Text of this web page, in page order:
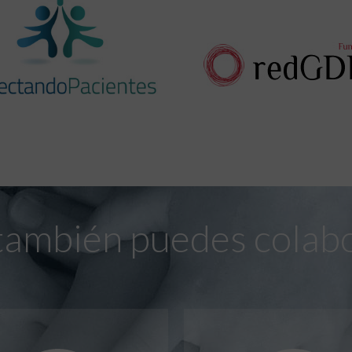
puedes